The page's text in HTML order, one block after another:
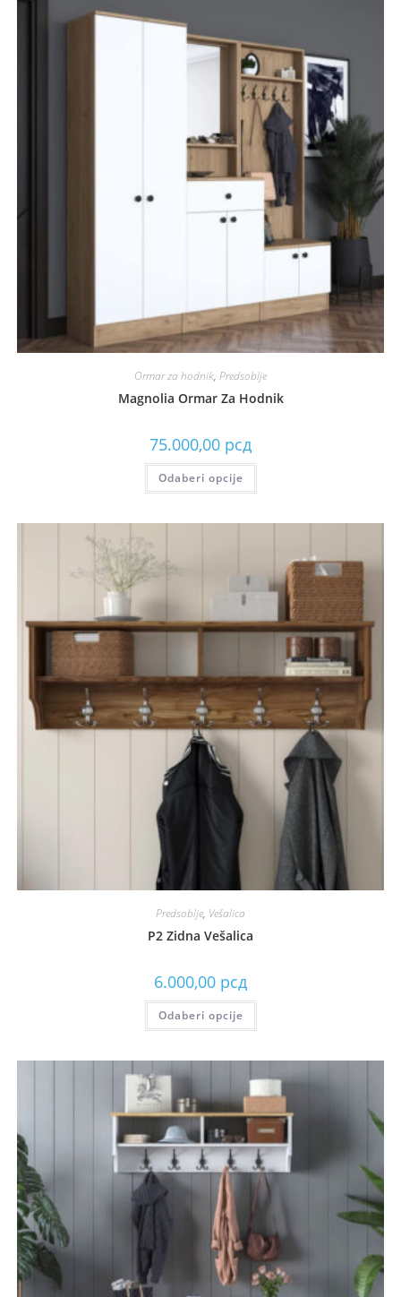
Ormar za hodnik, Predsoblje
Magnolia Ormar Za Hodnik
75.000,00 рсд
Odaberi opcije
Predsoblje, Vešalica
P2 Zidna Vešalica
6.000,00 рсд
Odaberi opcije